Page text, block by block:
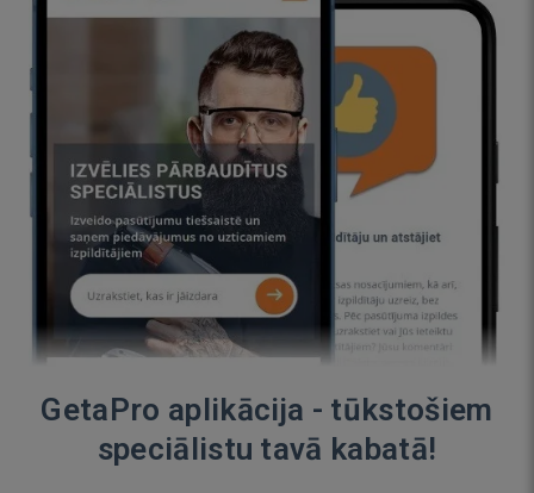
GetaPro aplikācija - tūkstošiem
speciālistu tavā kabatā!